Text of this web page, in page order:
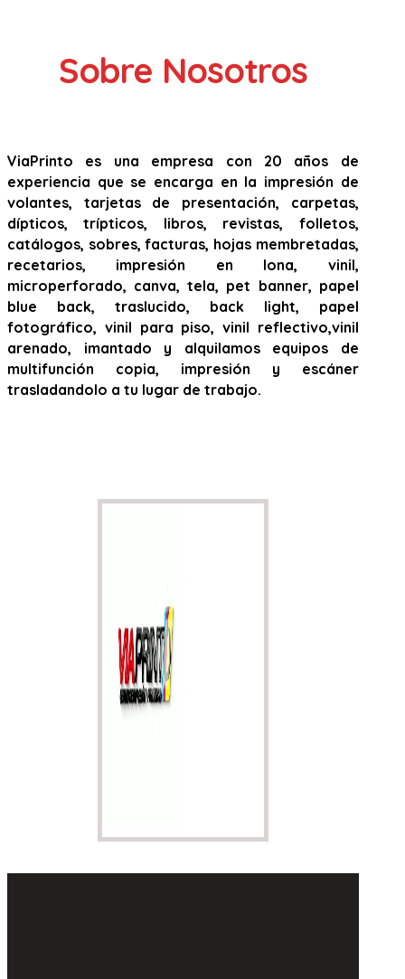
Sobre Nosotros
ViaPrinto es una empresa con 20 años de
experiencia que se encarga en la impresión de
volantes, tarjetas de presentación, carpetas,
dípticos, trípticos, libros, revistas, folletos,
catálogos, sobres, facturas, hojas membretadas,
recetarios, impresión en lona, vinil,
microperforado, canva, tela, pet banner, papel
blue back, traslucido, back light, papel
fotográfico, vinil para piso, vinil reflectivo,vinil
arenado, imantado y alquilamos equipos de
multifunción copia, impresión y escáner
trasladandolo a tu lugar de trabajo.